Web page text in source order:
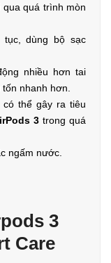
quá trình mòn
tục, dùng bộ sạc
nhiều hơn tai
nhanh hơn.
có thể gây ra tiêu
3 trong quá
ngấm nước.
3
Care